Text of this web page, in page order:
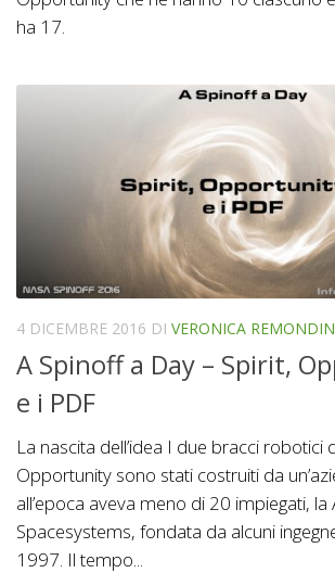
ha 17.
4 DICEMBRE 2016 DI VERONICA
A Spinoff a Day – Spirit,
e i PDF
La nascita dell’idea I due bracci robotici
Opportunity sono stati costruiti da
all’epoca aveva meno di 20 impiegati, la
Spacesystems, fondata da alcuni
1997. Il tempo...